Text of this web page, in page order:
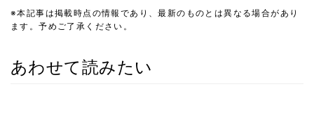
※本記事は掲載時点の情報であり、最新のものとは異なる場合があり
ます。予めご了承ください。
あわせて読みたい